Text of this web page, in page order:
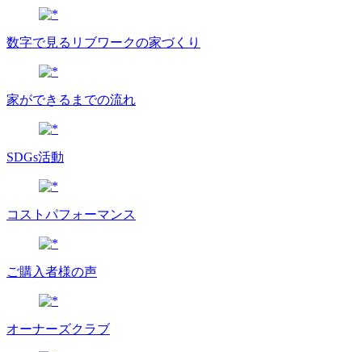
数字で⾒るリブワークの家づくり
家ができるまでの流れ
SDGs活動
コストパフォーマンス
ご購入者様の声
オーナーズクラブ